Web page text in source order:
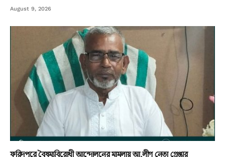
August 9, 2026
ফরিদপুরে বৈষম্যবিরোধী আন্দোলনের মামলায় আ.লীগ নেতা গ্রেপ্তার